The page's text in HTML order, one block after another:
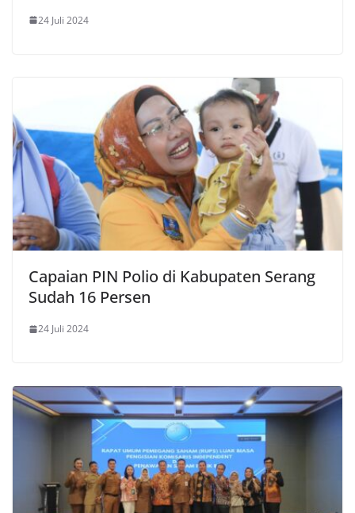
24 Juli 2024
Capaian PIN Polio di Kabupaten Serang
Sudah 16 Persen
24 Juli 2024